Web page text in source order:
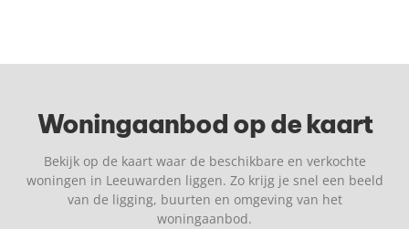
Woningaanbod op de kaart
Bekijk op de kaart waar de beschikbare en verkochte
woningen in Leeuwarden liggen. Zo krijg je snel een beeld
van de ligging, buurten en omgeving van het
woningaanbod.